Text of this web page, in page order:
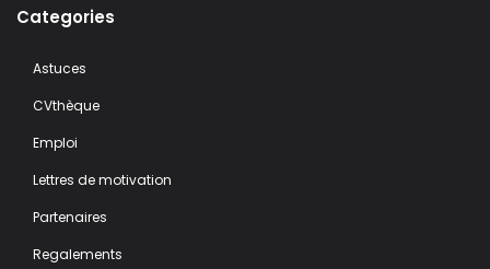
Categories
Astuces
CVthèque
Emploi
Lettres de motivation
Partenaires
Regalements